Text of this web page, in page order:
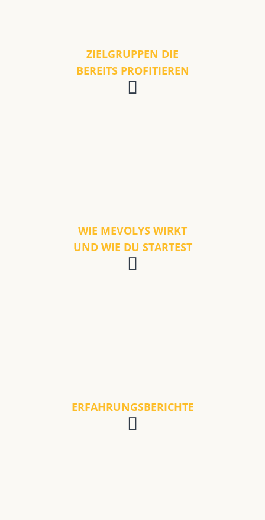
ZIELGRUPPEN DIE
BEREITS PROFITIEREN
WIE MEVOLYS WIRKT
UND WIE DU STARTEST
ERFAHRUNGSBERICHTE